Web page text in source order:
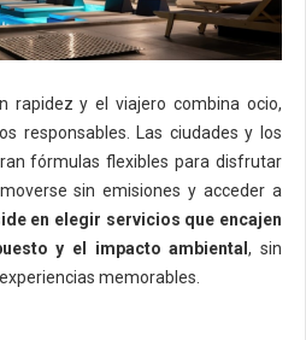
rapidez y el viajero combina ocio,
responsables. Las ciudades y los
fórmulas flexibles para disfrutar
sin emisiones y acceder a
en elegir servicios que encajen
y el impacto ambiental, sin
memorables.